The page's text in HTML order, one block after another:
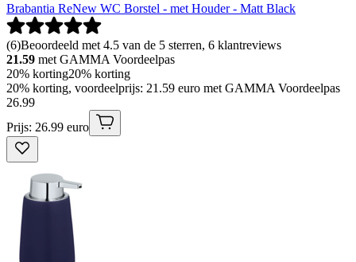
Brabantia ReNew WC Borstel - met Houder - Matt Black
(6)Beoordeeld met 4.5 van de 5 sterren, 6 klantreviews
21.59 met GAMMA Voordeelpas
20% korting20% korting
20% korting, voordeelprijs: 21.59 euro met GAMMA Voordeelpas
26.99
Prijs: 26.99 euro